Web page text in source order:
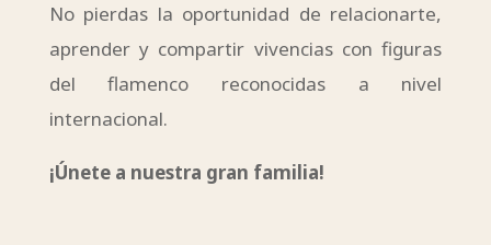
No pierdas la oportunidad de relacionarte,
aprender y compartir vivencias con figuras
del flamenco reconocidas a nivel
internacional.
¡Únete a nuestra gran familia!